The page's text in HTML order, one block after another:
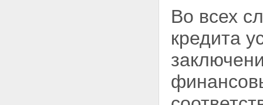
Во всех
кредита